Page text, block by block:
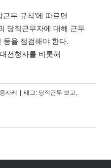
무 규칙’에 따르면
당직근무자에 대해 근무
등을 점검해야 한다.
전청사를 비롯해
사레 태그: 당직근무 보고,